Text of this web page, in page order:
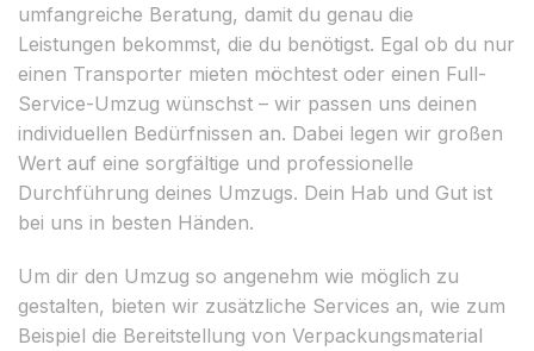
umfangreiche Beratung, damit du genau die
Leistungen bekommst, die du benötigst. Egal ob du nur
einen Transporter mieten möchtest oder einen Full-
Service-Umzug wünschst – wir passen uns deinen
individuellen Bedürfnissen an. Dabei legen wir großen
Wert auf eine sorgfältige und professionelle
Durchführung deines Umzugs. Dein Hab und Gut ist
bei uns in besten Händen.
Um dir den Umzug so angenehm wie möglich zu
gestalten, bieten wir zusätzliche Services an, wie zum
Beispiel die Bereitstellung von Verpackungsmaterial